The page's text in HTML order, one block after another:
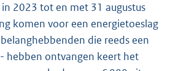
2023 tot en met 31 augustus
komen voor een energietoeslag
die reeds een
hebben ontvangen keert het